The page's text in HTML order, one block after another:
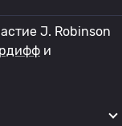
J. Robinson
и